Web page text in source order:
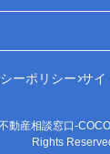
ーポリシー サイ
動産相談窓口-
Rights